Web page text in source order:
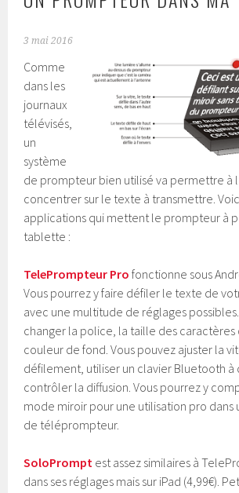
3 mai 2016
Comme
dans les
journaux
télévisés,
un
système
de prompteur bien utilisé va permettre à
concentrer sur le texte à transmettre.
applications qui mettent le prompteur à
tablette :
TelePrompteur Pro fonctionne sous
Vous pourrez y faire défiler le texte de
avec une multitude de réglages
changer la police, la taille des caractères
couleur de fond. Vous pouvez ajuster la
défilement, utiliser un clavier Bluetooth à
contrôler la diffusion. Vous pourrez y
mode miroir pour une utilisation pro
de téléprompteur.
SoloPrompt est assez similaires à
dans ses réglages mais sur iPad (4,99€).